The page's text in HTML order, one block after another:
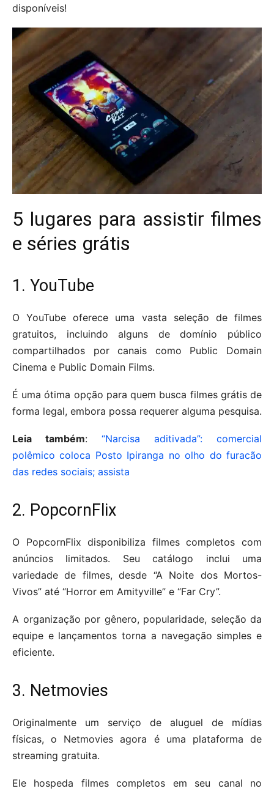
disponíveis!
5 lugares para assistir filmes
e séries grátis
1. YouTube
O YouTube oferece uma vasta seleção de filmes
gratuitos, incluindo alguns de domínio público
compartilhados por canais como Public Domain
Cinema e Public Domain Films.
É uma ótima opção para quem busca filmes grátis de
forma legal, embora possa requerer alguma pesquisa.
Leia também: “Narcisa aditivada”: comercial
polêmico coloca Posto Ipiranga no olho do furacão
das redes sociais; assista
2. PopcornFlix
O PopcornFlix disponibiliza filmes completos com
anúncios limitados. Seu catálogo inclui uma
variedade de filmes, desde “A Noite dos Mortos-
Vivos” até “Horror em Amityville” e “Far Cry”.
A organização por gênero, popularidade, seleção da
equipe e lançamentos torna a navegação simples e
eficiente.
3. Netmovies
Originalmente um serviço de aluguel de mídias
físicas, o Netmovies agora é uma plataforma de
streaming gratuita.
Ele hospeda filmes completos em seu canal no